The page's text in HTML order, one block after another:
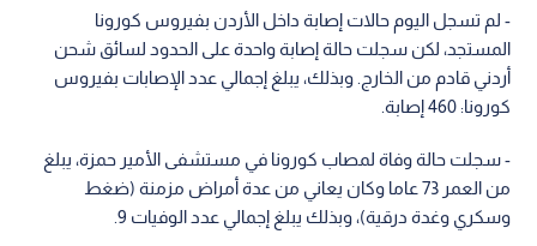
- لم تسجل اليوم حالات إصابة داخل الأردن بفيروس كورونا
المستجد، لكن سجلت حالة إصابة واحدة على الحدود لسائق شحن
أردني قادم من الخارج. وبذلك، يبلغ إجمالي عدد الإصابات بفيروس
كورونا: 460 إصابة.
- سجلت حالة وفاة لمصاب كورونا في مستشفى الأمير حمزة، يبلغ
من العمر 73 عاما وكان يعاني من عدة أمراض مزمنة (ضغط
وسكري وغدة درقية)، وبذلك يبلغ إجمالي عدد الوفيات 9.